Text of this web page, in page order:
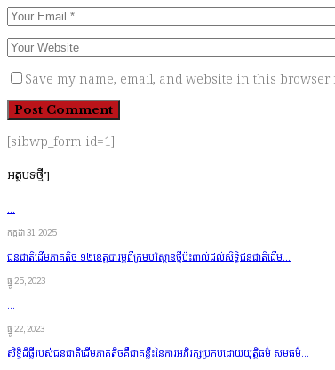
Save my name, email, and website in this
[sibwp_form id=1]
អត្ថបទថ្មីៗ
កក្កដា 31, 2025
ជនជាតិ​ដើម​ភាគតិច ១២​ខេត្ត​​បារម្ភ​ពី​ក្រម​បរិស្ថាន​ថ្មី​ប៉ះពាល់​ដល់​សិទ្ធិ​ជនជាតិ​ដើម…
ធ្នូ 25, 2023
ធ្នូ 22, 2023
សិទ្ធិដីធ្លីរបស់ជនជាតិដើមភាគតិចគឺជាគន្លឹះនៃការអភិរក្សប្រកប​ដោយ​​យុត្តិធម៌ សមធម៌…